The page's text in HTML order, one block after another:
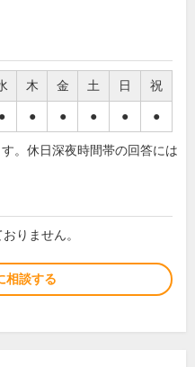
木 金 土 日 祝
● ● ● ● ● ●
。休日深夜時間帯の回答には
りません。
相談する